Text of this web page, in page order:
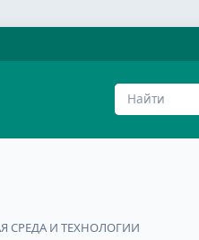
СРЕДА И ТЕХНОЛОГИИ